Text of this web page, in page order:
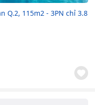
Q.2, 115m2 - 3PN chỉ 3.8